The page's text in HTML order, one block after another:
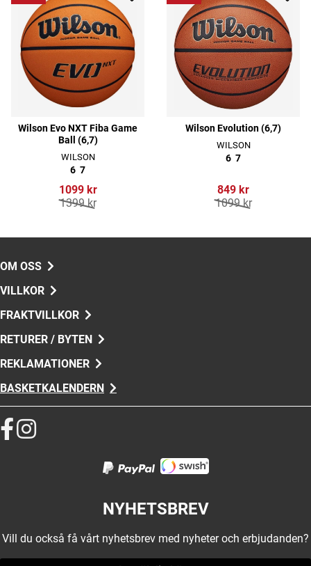
Wilson Evo NXT Fiba Game
Ball (6,7)
WILSON
6 7
1099 kr
1399 kr
Wilson Evolution (6,7)
WILSON
6 7
849 kr
1099 kr
OM OSS
VILLKOR
FRAKTVILLKOR
RETURER / BYTEN
REKLAMATIONER
BASKETKALENDERN
NYHETSBREV
Vill du också få vårt nyhetsbrev med nyheter och erbjudanden?